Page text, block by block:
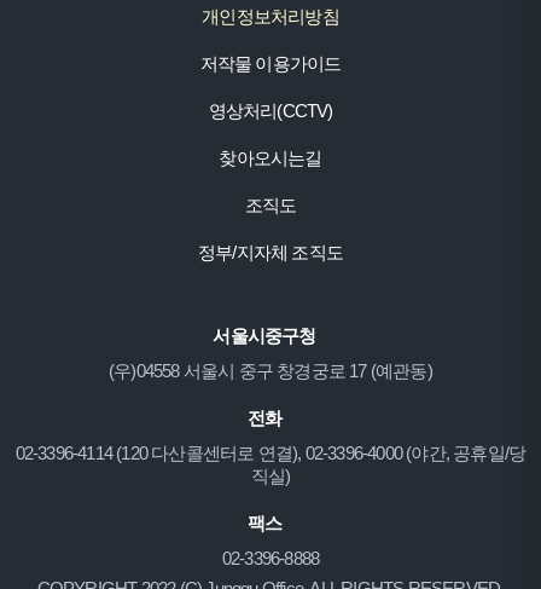
개인정보처리방침
저작물 이용가이드
영상처리(CCTV)
찾아오시는길
조직도
정부/지자체 조직도
서울시중구청
(우)04558 서울시 중구 창경궁로 17 (예관동)
전화
02-3396-4114 (120 다산콜센터로 연결), 02-3396-4000 (야간, 공휴일/당
직실)
팩스
02-3396-8888